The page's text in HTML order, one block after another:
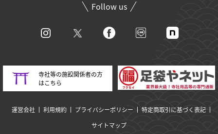
Follow us
寺社等の施設関係者の方
はこちら
運営会社 利用規約 プライバシーポリシー
特定商取引に基づく表記
サイトマップ